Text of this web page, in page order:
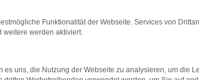
das Laden bestimmter Seiten
Funktionalität der Webseite. Services von
weitere werden aktiviert.
es uns, die Nutzung der Webseite zu analysieren, um die